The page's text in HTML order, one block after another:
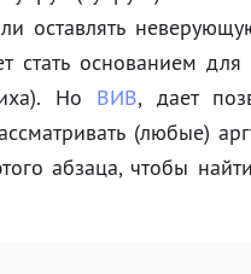
оставлять
стать основанием для
Но ВИВ, дает
(любые)
абзаца, чтобы